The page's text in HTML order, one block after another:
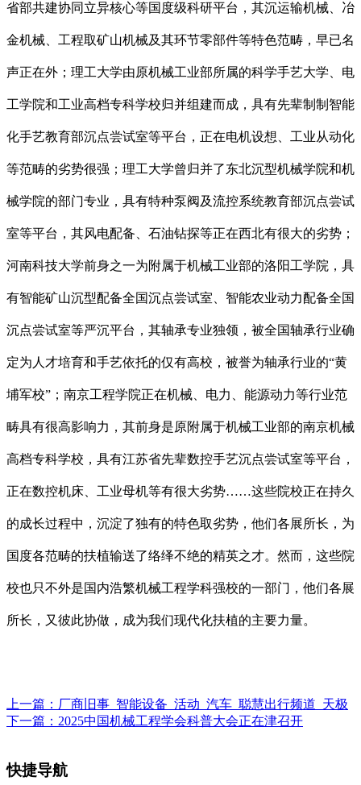
省部共建协同立异核心等国度级科研平台，其沉运输机械、冶
金机械、工程取矿山机械及其环节零部件等特色范畴，早已名
声正在外；理工大学由原机械工业部所属的科学手艺大学、电
工学院和工业高档专科学校归并组建而成，具有先辈制制智能
化手艺教育部沉点尝试室等平台，正在电机设想、工业从动化
等范畴的劣势很强；理工大学曾归并了东北沉型机械学院和机
械学院的部门专业，具有特种泵阀及流控系统教育部沉点尝试
室等平台，其风电配备、石油钻探等正在西北有很大的劣势；
河南科技大学前身之一为附属于机械工业部的洛阳工学院，具
有智能矿山沉型配备全国沉点尝试室、智能农业动力配备全国
沉点尝试室等严沉平台，其轴承专业独领，被全国轴承行业确
定为人才培育和手艺依托的仅有高校，被誉为轴承行业的“黄
埔军校”；南京工程学院正在机械、电力、能源动力等行业范
畴具有很高影响力，其前身是原附属于机械工业部的南京机械
高档专科学校，具有江苏省先辈数控手艺沉点尝试室等平台，
正在数控机床、工业母机等有很大劣势……这些院校正在持久
的成长过程中，沉淀了独有的特色取劣势，他们各展所长，为
国度各范畴的扶植输送了络绎不绝的精英之才。然而，这些院
校也只不外是国内浩繁机械工程学科强校的一部门，他们各展
所长，又彼此协做，成为我们现代化扶植的主要力量。
上一篇： 厂商旧事_智能设备_活动_汽车_聪慧出行频道_天极
下一篇： 2025中国机械工程学会科普大会正在津召开
快捷导航